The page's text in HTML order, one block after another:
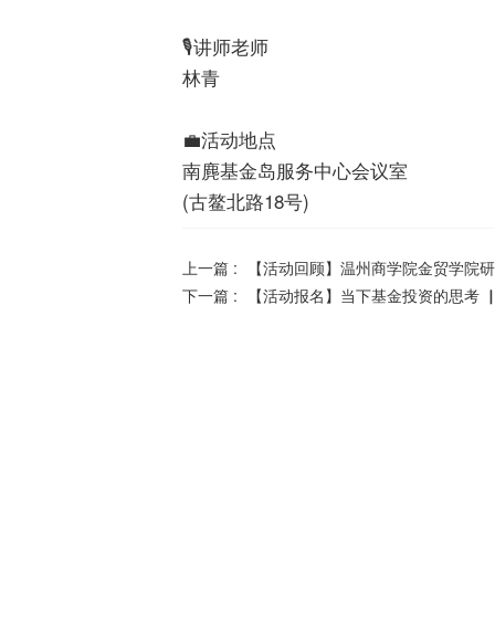
🎙讲师老师
林青
💼活动地点
南麂基金岛服务中心会议室
(古鳌北路18号)
上一篇 :
【活动回顾】温州商学院金贸学院
下一篇 :
【活动报名】当下基金投资的思